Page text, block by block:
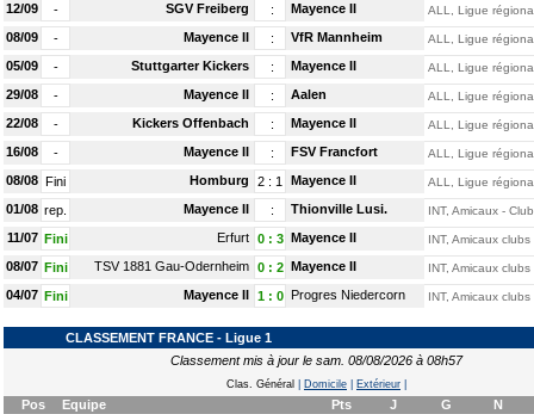
12/09 - SGV Freiberg : Mayence II ALL, Ligue
08/09 - Mayence II : VfR Mannheim ALL, Ligue
05/09 - Stuttgarter Kickers : Mayence II ALL, Ligue
29/08 - Mayence II : Aalen ALL, Ligue
22/08 - Kickers Offenbach : Mayence II ALL, Ligue
16/08 - Mayence II : FSV Francfort ALL, Ligue
08/08 Fini Homburg 2 : 1 Mayence II ALL, Ligue
01/08 rep. Mayence II : Thionville Lusi. INT, Amicaux -
11/07 Fini Erfurt 0: 3 Mayence II INT, Amicaux clubs
08/07 Fini TSV 1881 Gau-Odernheim 0: 2 Mayence II INT, Amicaux clubs
04/07 Fini Mayence II 1: 0 Progres Niedercorn INT, Amicaux clubs
CLASSEMENT FRANCE - Ligue 1
Classement mis à jour le sam. 08/08/2026 à 08h57
Clas. Général Domicile Extérieur
Pos Equipe Pts J G
N